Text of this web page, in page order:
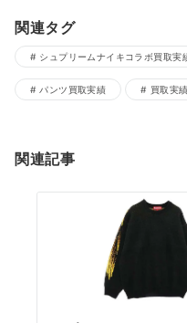
関連タグ
シュプリームナイキコラボ買取実
パンツ買取実績 買取実績
関連記事